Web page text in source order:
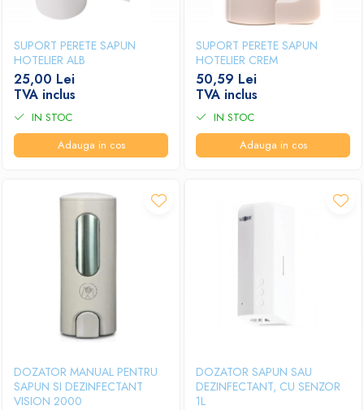
SUPORT PERETE SAPUN
HOTELIER ALB
25,00 Lei
TVA inclus
IN STOC
Adauga in cos
SUPORT PERETE SAPUN
HOTELIER CREM
50,59 Lei
TVA inclus
IN STOC
Adauga in cos
DOZATOR MANUAL PENTRU
SAPUN SI DEZINFECTANT
VISION 2000
DOZATOR SAPUN SAU
DEZINFECTANT, CU SENZOR
1L